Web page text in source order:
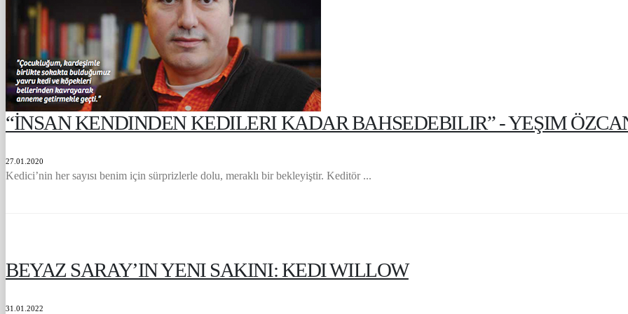
“İNSAN KENDINDEN KEDILERI KADAR BAHSEDEBILIR” - YEŞIM
27.01.2020
Kedici’nin her sayısı benim için sürprizlerle dolu, meraklı bir bekleyiştir. Keditör ...
BEYAZ SARAY’IN YENI SAKINI: KEDI WILLOW
31.01.2022